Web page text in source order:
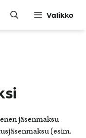
Valikko
jäsenmaksu
(esim.